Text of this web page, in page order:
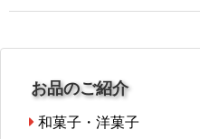
お品のご紹介
和菓子・洋菓子